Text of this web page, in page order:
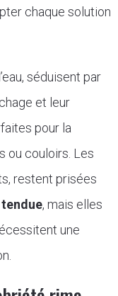
chaque solution
séduisent par
et leur
pour la
ou couloirs. Les
restent prisées
, mais elles
une